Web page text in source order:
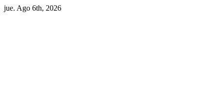
Skip
jue. Ago 6th, 2026